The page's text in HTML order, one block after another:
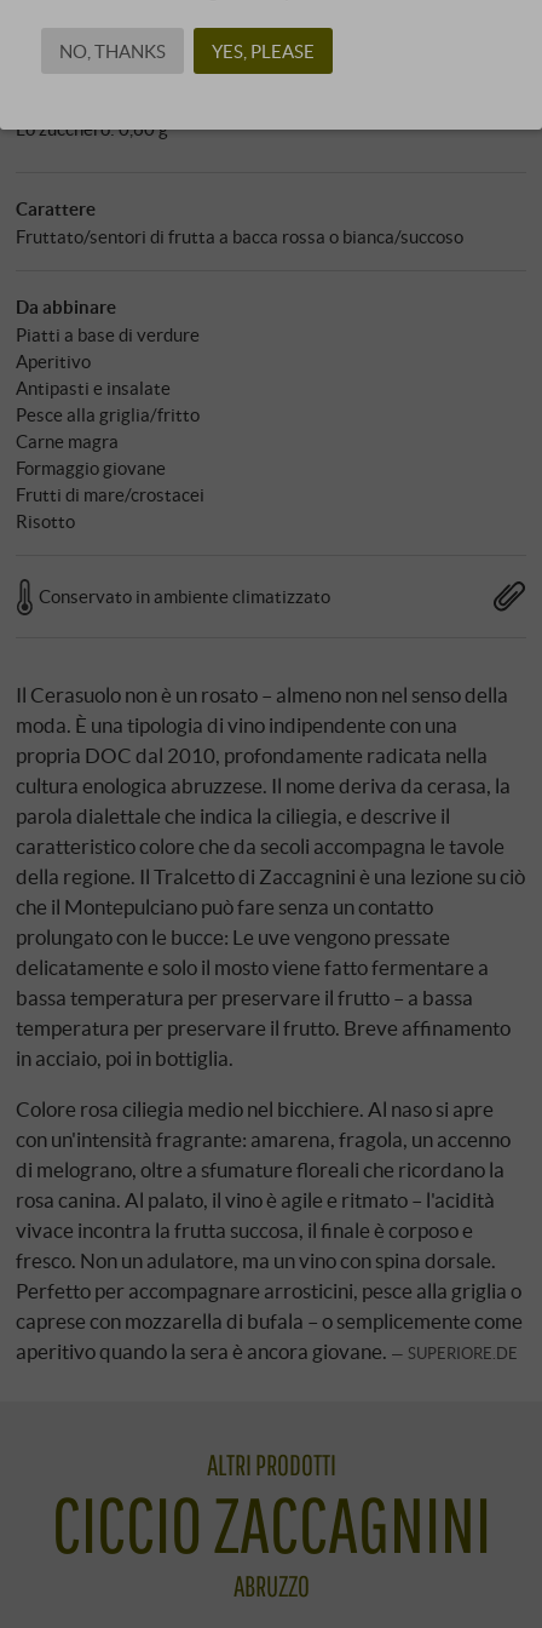
Energia in kcal: 77 kcal
Energia in kJ: 322 kJ
Lo zucchero: 0,60 g
Carattere
Fruttato/sentori di frutta a bacca rossa o bianca/succoso
Da abbinare
Piatti a base di verdure
Aperitivo
Antipasti e insalate
Pesce alla griglia/fritto
Carne magra
Formaggio giovane
Frutti di mare/crostacei
Risotto
Conservato in ambiente climatizzato
Il Cerasuolo non è un rosato – almeno non nel senso della
moda. È una tipologia di vino indipendente con una
propria DOC dal 2010, profondamente radicata nella
cultura enologica abruzzese. Il nome deriva da cerasa, la
parola dialettale che indica la ciliegia, e descrive il
caratteristico colore che da secoli accompagna le tavole
della regione. Il Tralcetto di Zaccagnini è una lezione su ciò
che il Montepulciano può fare senza un contatto
prolungato con le bucce: Le uve vengono pressate
delicatamente e solo il mosto viene fatto fermentare a
bassa temperatura per preservare il frutto – a bassa
temperatura per preservare il frutto. Breve affinamento
in acciaio, poi in bottiglia.
Colore rosa ciliegia medio nel bicchiere. Al naso si apre
con un'intensità fragrante: amarena, fragola, un accenno
di melograno, oltre a sfumature floreali che ricordano la
rosa canina. Al palato, il vino è agile e ritmato – l'acidità
vivace incontra la frutta succosa, il finale è corposo e
fresco. Non un adulatore, ma un vino con spina dorsale.
Perfetto per accompagnare arrosticini, pesce alla griglia o
caprese con mozzarella di bufala – o semplicemente come
aperitivo quando la sera è ancora giovane.
SUPERIORE.DE
ALTRI PRODOTTI
CICCIO ZACCAGNINI
ABRUZZO
NO, THANKS YES, PLEASE